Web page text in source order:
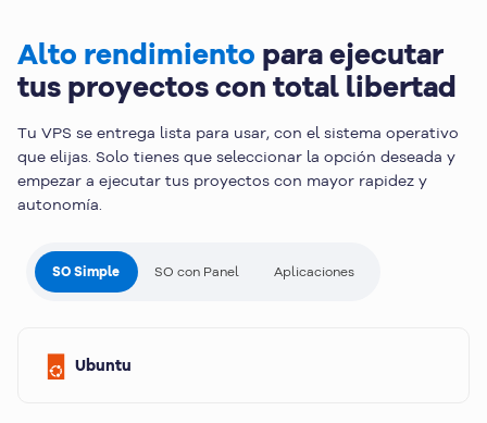
Alto rendimiento para ejecutar
tus proyectos con total libertad
Tu VPS se entrega lista para usar, con el sistema operativo
que elijas. Solo tienes que seleccionar la opción deseada y
empezar a ejecutar tus proyectos con mayor rapidez y
autonomía.
SO Simple SO con Panel Aplicaciones
Ubuntu